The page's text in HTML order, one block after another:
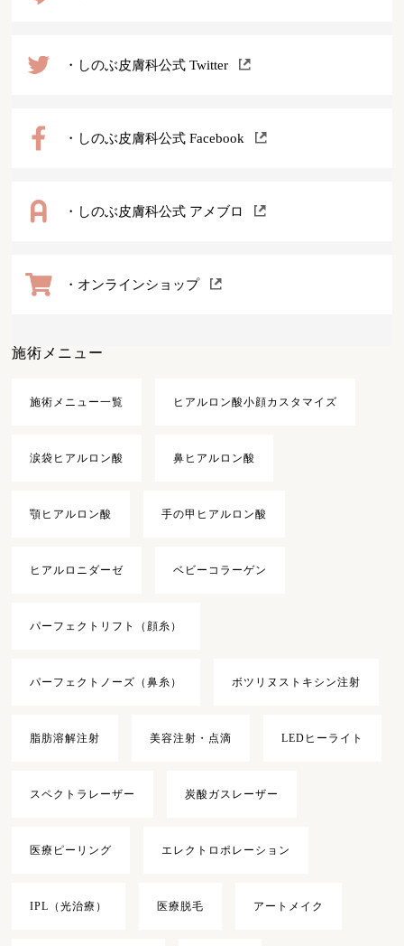
・しのぶ皮膚科公式 Twitter
・しのぶ皮膚科公式 Facebook
・しのぶ皮膚科公式 アメブロ
・オンラインショップ
施術メニュー
施術メニュー一覧 ヒアルロン酸小顔カスタマイズ
涙袋ヒアルロン酸 鼻ヒアルロン酸
顎ヒアルロン酸 手の甲ヒアルロン酸
ヒアルロニダーゼ ベビーコラーゲン
パーフェクトリフト（顔糸）
パーフェクトノーズ（鼻糸） ボツリヌストキシン注射
脂肪溶解注射 美容注射・点滴 LEDヒーライト
スペクトラレーザー 炭酸ガスレーザー
医療ピーリング エレクトロポレーション
IPL（光治療） 医療脱毛 アートメイク